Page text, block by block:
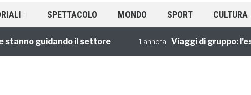
SPETTACOLO MONDO SPORT CULTURA
guidando il settore 1 annofa Viaggi di gruppo: